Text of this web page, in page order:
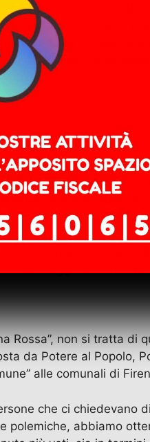
Toscana
purtroppo, è che la
fuori il 5%
Rossa, di
con
in piazza e
del centrosinistra. La
candidato del
regionale,
che prima stavano
oggi Italia Viva
Rossa”, non si tratta di
da Potere al Popolo,
alle comunali di
che ci chiedevano
polemiche, abbiamo